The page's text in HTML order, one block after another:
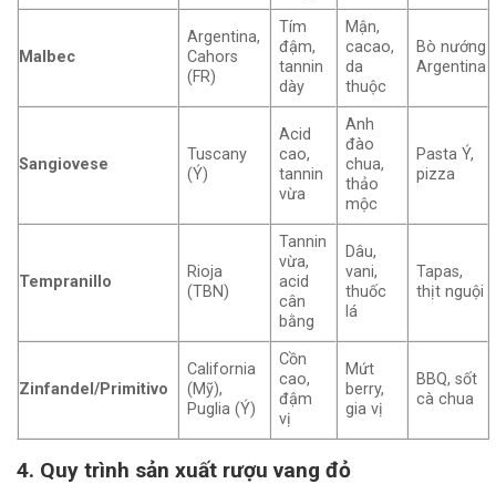
Malbec
Argentina,
Cahors
(FR)
Tím
đậm,
tannin
dày
Mận,
cacao,
da
thuộc
Bò nướng
Argentina
Sangiovese
Tuscany
(Ý)
Acid
cao,
tannin
vừa
Anh
đào
chua,
thảo
mộc
Pasta Ý,
pizza
Tempranillo
Rioja
(TBN)
Tannin
vừa,
acid
cân
bằng
Dâu,
vani,
thuốc
lá
Tapas,
thịt nguội
Zinfandel/Primitivo
California
(Mỹ),
Puglia (Ý)
Cồn
cao,
đậm
vị
Mứt
berry,
gia vị
BBQ, sốt
cà chua
4. Quy trình sản xuất rượu vang đỏ